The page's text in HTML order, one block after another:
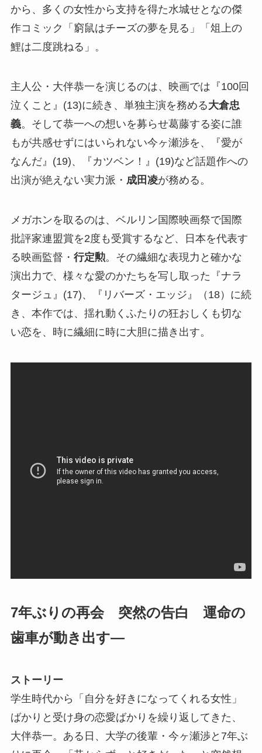
から、多くの女性から支持を得た水城せとなの傑
作コミック「窮鼠はチーズの夢を見る」「俎上の
鯉は二度跳ねる」。
主人公・大伴恭一を演じるのは、映画では『100回
泣くこと』(13)に続き、単独主演を務める大倉忠
義。そして恭一への想いを募らせ葛藤する姿に誰
もが共感せずにはいられない今ヶ瀬渉を、『愛が
なんだ』(19)、『カツベン！』(19)など話題作への
出演が絶えない実力派・ 成田凌が務める。
メガホンを取るのは、ベルリン国際映画祭で国際
批評家連盟賞を2度も受賞するなど、日本を代表す
る映画監督・ 行定勲。その繊細な表現力と確かな
演出力で、様々な愛のかたちを写し取った『ナラ
タージュ』(17)、『リバーズ・エッジ』（18）に続
き、本作では、揺れ動くふたりの狂おしくも切な
い恋を、時に繊細に時に大胆に描き出す。
7年ぶりの再会 突然の告白 運命の
歯車が動き出す―
ストーリー
学生時代から「自分を好きになってくれる女性」
ばかりと受け身の恋愛ばかりを繰り返してきた、
大伴恭一。ある日、大学の後輩・今ヶ瀬渉と7年ぶ